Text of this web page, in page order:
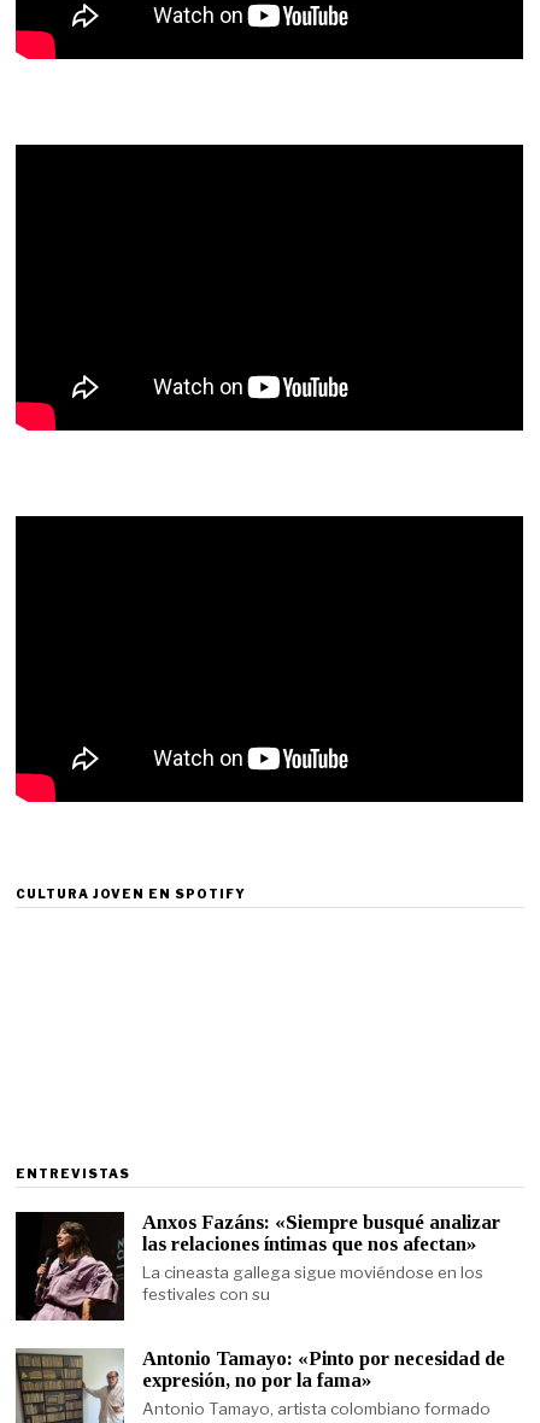
CULTURA JOVEN EN SPOTIFY
ENTREVISTAS
Anxos Fazáns: «Siempre busqué analizar
las relaciones íntimas que nos afectan»
La cineasta gallega sigue moviéndose en los
festivales con su
Antonio Tamayo: «Pinto por necesidad de
expresión, no por la fama»
Antonio Tamayo, artista colombiano formado